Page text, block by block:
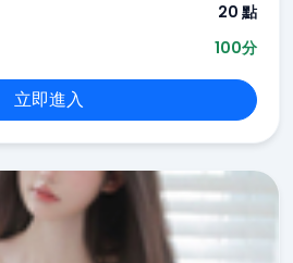
20 點
100分
立即進入